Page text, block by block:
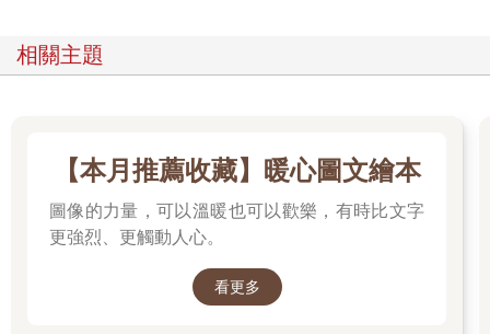
相關主題
【本月推薦收藏】暖心圖文繪本
圖像的力量，可以溫暖也可以歡樂，有時比文字
更強烈、更觸動人心。
看更多